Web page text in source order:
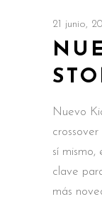
21 junio,
Nuevo
sí mismo,
clave
más